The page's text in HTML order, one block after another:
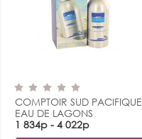
COMPTOIR SUD PACIFIQUE
EAU DE LAGONS
1 834р - 4 022р